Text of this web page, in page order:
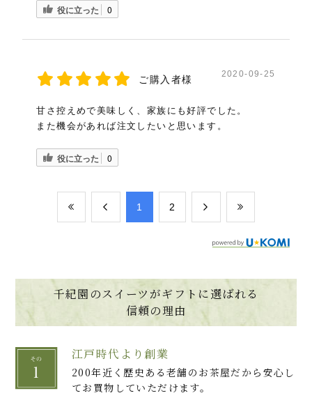
役に立った 0
ご購入者様 2020-09-25
甘さ控えめで美味しく、家族にも好評でした。
また機会があれば注文したいと思います。
役に立った 0
​1 ​2
千紀園のスイーツがギフトに選ばれる
信頼の理由
江戸時代より創業
200年近く歴史ある老舗のお茶屋だから安心し
てお買物していただけます。